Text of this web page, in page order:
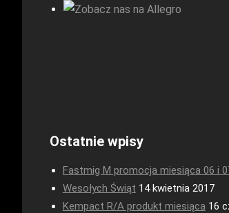
Ostatnie wpisy
Fastmig M promocja miesiąca 06 i
Wesołych Świąt 14 kwietnia 2017
Kempact R/A produkt miesiąca 16